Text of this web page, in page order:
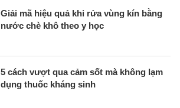
Giải mã hiệu quả khi rửa vùng kín bằng
nước chè khô theo y học
5 cách vượt qua cảm sốt mà không lạm
dụng thuốc kháng sinh